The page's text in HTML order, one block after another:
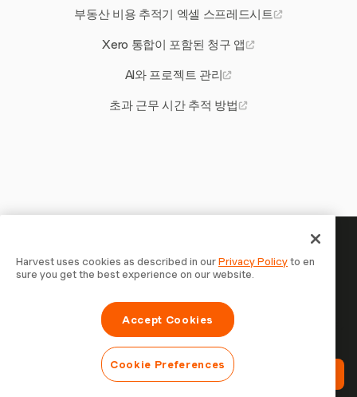
부동산 비용 추적기 엑셀 스프레드시트
Xero 통합이 포함된 청구 앱
AI와 프로젝트 관리
초과 근무 시간 추적 방법
당신의 시간은 기록할 가치가 있
습니다 — 지금 시작하세요
Harvest로 시간을 추적하고, 고객에게 청구하고, 더 빠르게
결제를 받는 70,000개 이상의 기업에 합류하세요. 무료 체험,
Harvest uses cookies as described in ourPrivacy Policyto en
sure you get the best experience on our website.
Accept Cookies
Cookie Preferences